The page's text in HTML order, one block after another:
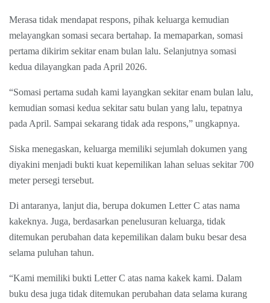
Merasa tidak mendapat respons, pihak keluarga kemudian
melayangkan somasi secara bertahap. Ia memaparkan, somasi
pertama dikirim sekitar enam bulan lalu. Selanjutnya somasi
kedua dilayangkan pada April 2026.
“Somasi pertama sudah kami layangkan sekitar enam bulan lalu,
kemudian somasi kedua sekitar satu bulan yang lalu, tepatnya
pada April. Sampai sekarang tidak ada respons,” ungkapnya.
Siska menegaskan, keluarga memiliki sejumlah dokumen yang
diyakini menjadi bukti kuat kepemilikan lahan seluas sekitar 700
meter persegi tersebut.
Di antaranya, lanjut dia, berupa dokumen Letter C atas nama
kakeknya. Juga, berdasarkan penelusuran keluarga, tidak
ditemukan perubahan data kepemilikan dalam buku besar desa
selama puluhan tahun.
“Kami memiliki bukti Letter C atas nama kakek kami. Dalam
buku desa juga tidak ditemukan perubahan data selama kurang